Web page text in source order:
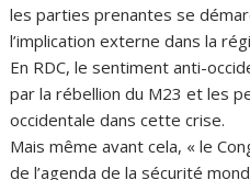
les parties prenantes se
l’implication externe dans la
En RDC, le sentiment anti-
par la rébellion du M23 et les
occidentale dans cette crise.
Mais même avant cela, « le
de l’agenda de la sécurité